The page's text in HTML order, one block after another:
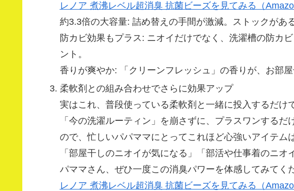
レノア 煮沸レベル超消臭 抗菌ビーズを見てみる（
約3.3倍の大容量: 詰め替えの手間が激減。ストックがあ
防カビ効果もプラス: ニオイだけでなく、洗濯槽の防カ
ント。
香りが爽やか: 「クリーンフレッシュ」の香りが、お部
柔軟剤との組み合わせでさらに効果アップ
実はこれ、普段使っている柔軟剤と一緒に投入するだけ
「今の洗濯ルーティン」を崩さずに、プラスワンする
ので、忙しいパパママにとってこれほど心強いアイテム
「部屋干しのニオイが気になる」「部活や仕事着のニ
パママさん、ぜひ一度この消臭パワーを体感してみてく
レノア 煮沸レベル超消臭 抗菌ビーズを見てみる（